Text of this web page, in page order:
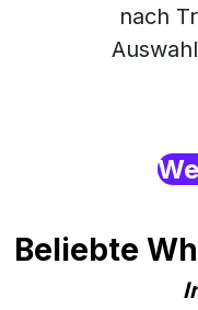
nach
Beliebte